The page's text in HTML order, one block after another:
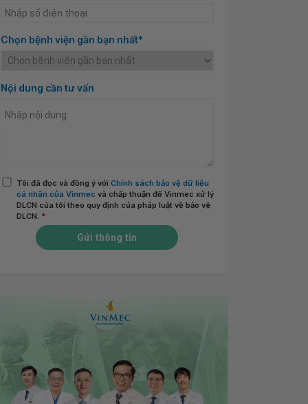
Chọn bệnh viện gần bạn nhất*
Nội dung cần tư vấn
Tôi đã đọc và đồng ý với Chính sách bảo vệ dữ liệu
cá nhân của Vinmec và chấp thuận để Vinmec xử lý
DLCN của tôi theo quy định của pháp luật về bảo vệ
DLCN. *
Gửi thông tin